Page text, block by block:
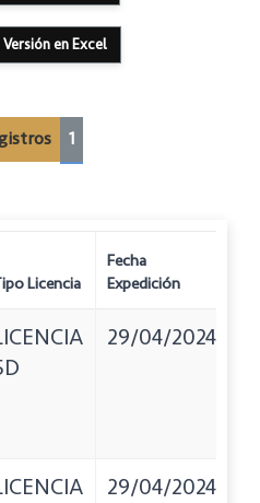
Versión en Excel
1
Licencia
Fecha
Expedición
29/04/2024
29/04/2024